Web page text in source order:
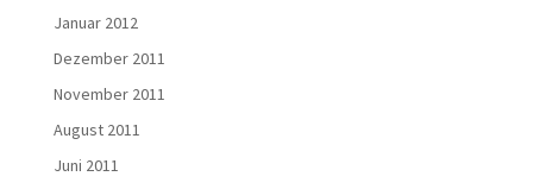
Januar 2012
Dezember 2011
November 2011
August 2011
Juni 2011